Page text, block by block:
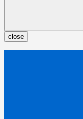
close